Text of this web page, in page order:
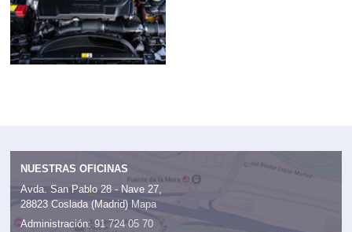
NUESTRAS OFICINAS
Avda. San Pablo 28 - Nave 27,
28823 Coslada (Madrid) Mapa
Administración: 91 724 05 70